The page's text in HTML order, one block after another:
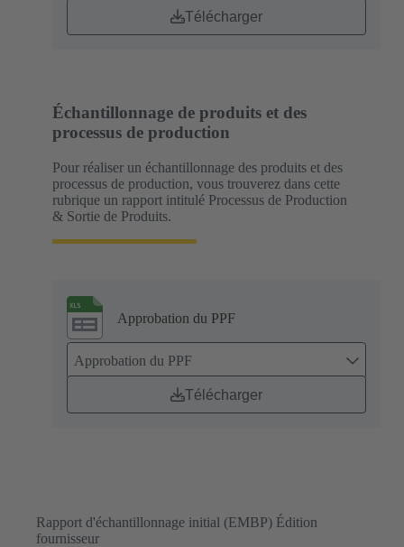
Télécharger
Échantillonnage de produits et des
processus de production
Pour réaliser un échantillonnage des produits et des
processus de production, vous trouverez dans cette
rubrique un rapport intitulé Processus de Production
& Sortie de Produits.
Approbation du PPF
Approbation du PPF
Télécharger
Rapport d'échantillonnage initial (EMBP) Édition
fournisseur